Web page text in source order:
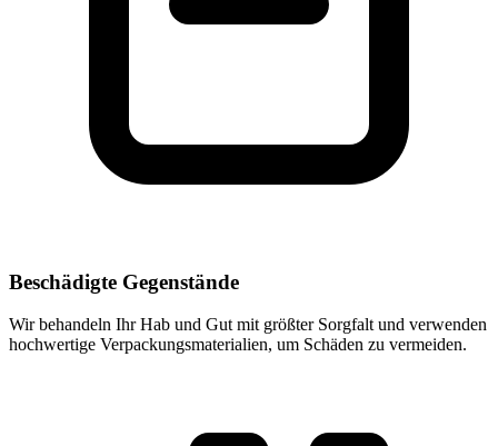
Beschädigte Gegenstände
Wir behandeln Ihr Hab und Gut mit größter Sorgfalt und verwenden
hochwertige Verpackungsmaterialien, um Schäden zu vermeiden.